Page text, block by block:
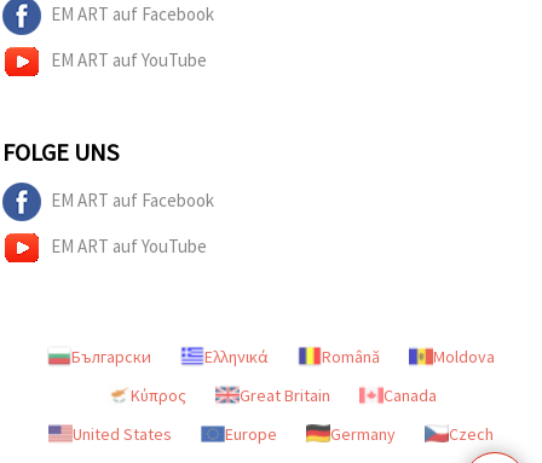
EM ART auf Facebook
EM ART auf YouTube
FOLGE UNS
EM ART auf Facebook
EM ART auf YouTube
Български Ελληνικά Română
Moldova
Κύπρος
Great Britain
Canada
United States
Europe Germany
Czech